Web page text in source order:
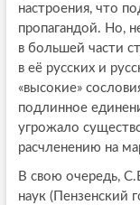
настроения, что
пропагандой. Но,
в большей части
в её русских и
«высокие»
подлинное
угрожало
расчленению на
В свою очередь,
наук (Пензенский